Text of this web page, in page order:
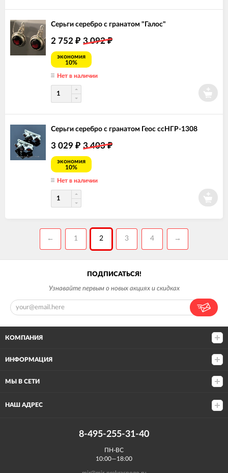
Серьги серебро с гранатом "Галос"
2 752 ₽ 3 092₽
экономия
10%
Нет в наличии
Серьги серебро с гранатом Геос ссНГР-1308
3 029 ₽ 3 403₽
экономия
10%
Нет в наличии
← 1 2 3 4 →
ПОДПИСАТЬСЯ!
Узнавайте первым о новых акциях и скидках
КОМПАНИЯ
ИНФОРМАЦИЯ
МЫ В СЕТИ
НАШ АДРЕС
8-495-255-31-40
ПН-ВС
10:00—18:00